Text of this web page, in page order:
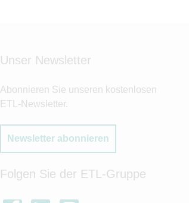
Unser Newsletter
Abonnieren Sie unseren kostenlosen
ETL-Newsletter.
Newsletter abonnieren
Folgen Sie der ETL-Gruppe